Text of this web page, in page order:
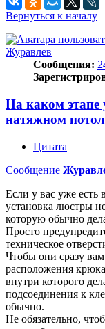
Вернуться к началу
Журавлев
Сообщения:
На каком этапе
натяжном
Цитата
Сообщение
Если у вас уже есть
установка люстры
которую обычно
Просто
техническое
Чтобы они сразу
расположения
внутри которого
подсоединения к
обычно.
Не обязательно,